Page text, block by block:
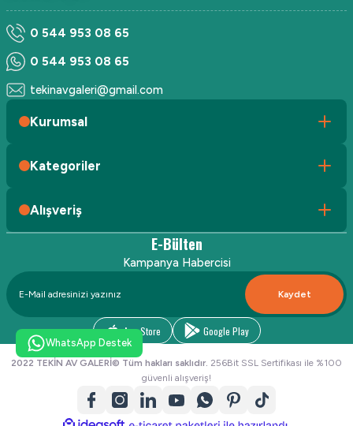
0 544 953 08 65
0 544 953 08 65
tekinavgaleri@gmail.com
Kurumsal
Kategoriler
Alışveriş
E-Bülten
Kampanya Habercisi
Kaydet
App Store Google Play
2022 TEKİN AV GALERİ© Tüm hakları saklıdır. 256Bit SSL Sertifikası ile %100
güvenli alışveriş!
WhatsApp Destek